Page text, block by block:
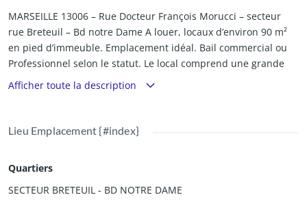
MARSEILLE 13006 – Rue Docteur François Morucci – secteur
rue Breteuil – Bd notre Dame A louer, locaux d’environ 90 m²
en pied d’immeuble. Emplacement idéal. Bail commercial ou
Professionnel selon le statut. Le local comprend une grande
pièce principale avec ouverture sur la rue Dr François Morucci,
et une mezzanine avec sanitaires. Idéal pour profession
Quartier en expansion. Construction voisine d'environ une
COURS Conditions financières : Loyer annuel : 14400.00 €
(mensuel 1200.00 €) Provisions sur charges annuelles : 300.00
Afficher toute la description
Lieu Emplacement {#index}
Quartiers
SECTEUR BRETEUIL - BD NOTRE DAME